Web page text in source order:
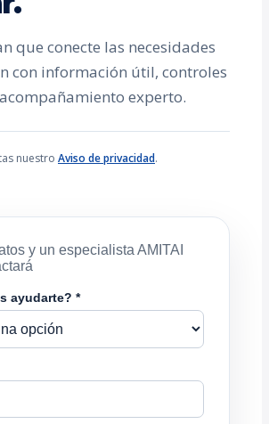
que conecte las necesidades
con información útil, controles
experto.
nuestro Aviso de privacidad.